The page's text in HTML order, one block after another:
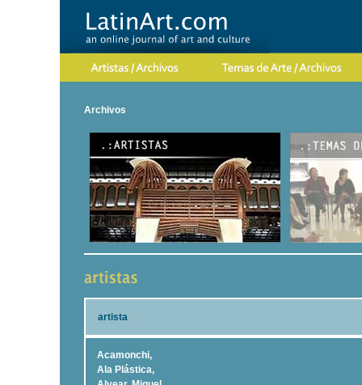
Archivos
artista
Acamonchi,
Ala Plástica,